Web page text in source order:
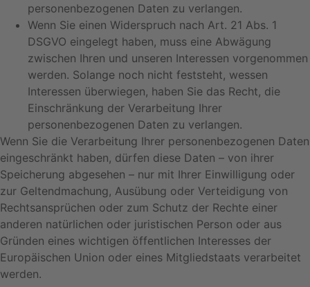
personenbezogenen Daten zu verlangen.
Wenn Sie einen Widerspruch nach Art. 21 Abs. 1
DSGVO eingelegt haben, muss eine Abwägung
zwischen Ihren und unseren Interessen vorgenommen
werden. Solange noch nicht feststeht, wessen
Interessen überwiegen, haben Sie das Recht, die
Einschränkung der Verarbeitung Ihrer
personenbezogenen Daten zu verlangen.
Wenn Sie die Verarbeitung Ihrer personenbezogenen Daten
eingeschränkt haben, dürfen diese Daten – von ihrer
Speicherung abgesehen – nur mit Ihrer Einwilligung oder
zur Geltendmachung, Ausübung oder Verteidigung von
Rechtsansprüchen oder zum Schutz der Rechte einer
anderen natürlichen oder juristischen Person oder aus
Gründen eines wichtigen öffentlichen Interesses der
Europäischen Union oder eines Mitgliedstaats verarbeitet
werden.